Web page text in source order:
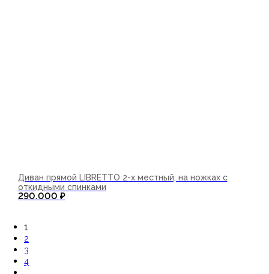
Диван прямой LIBRETTO 2-х местный, на ножках с
откидными спинками
290.000 ₽
1
2
3
4